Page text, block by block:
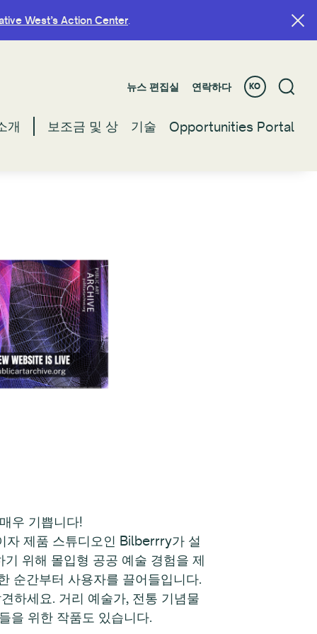
West’s Action Center.
뉴스 편집실 연락하다 KO
개 보조금 및 상 기술 Opportunities Portal
West’s Action Center.
뉴스 편집실 연락하다 KO
개 보조금 및 상 기술 Opportunities Portal
우 기쁩니다!
자 제품 스튜디오인 Bilberrry가 설
위해 몰입형 공공 예술 경험을 제
순간부터 사용자를 끌어들입니다.
하세요. 거리 예술가, 전통 기념물
을 위한 작품도 있습니다.